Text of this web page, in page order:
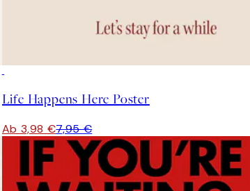
Life Happens Here Poster
Ab 3,98 €7,95 €